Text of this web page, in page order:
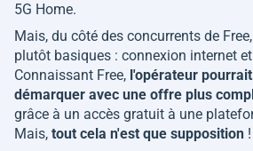
5G Home.
Mais, du côté des concurrents de
plutôt basiques : connexion internet
Connaissant Free, l'opérateur
démarquer avec une offre plus
grâce à un accès gratuit à une
Mais, tout cela n'est que supposition !